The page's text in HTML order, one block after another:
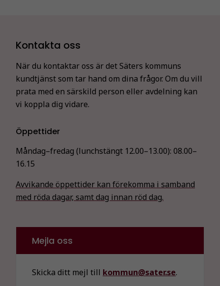
Kontakta oss
När du kontaktar oss är det Säters kommuns
kundtjänst som tar hand om dina frågor. Om du vill
prata med en särskild person eller avdelning kan
vi koppla dig vidare.
Öppettider
Måndag–fredag (lunchstängt 12.00–13.00): 08.00–
16.15
Avvikande öppettider kan förekomma i samband
med röda dagar, samt dag innan röd dag.
Mejla oss
Skicka ditt mejl till kommun@sater.se.